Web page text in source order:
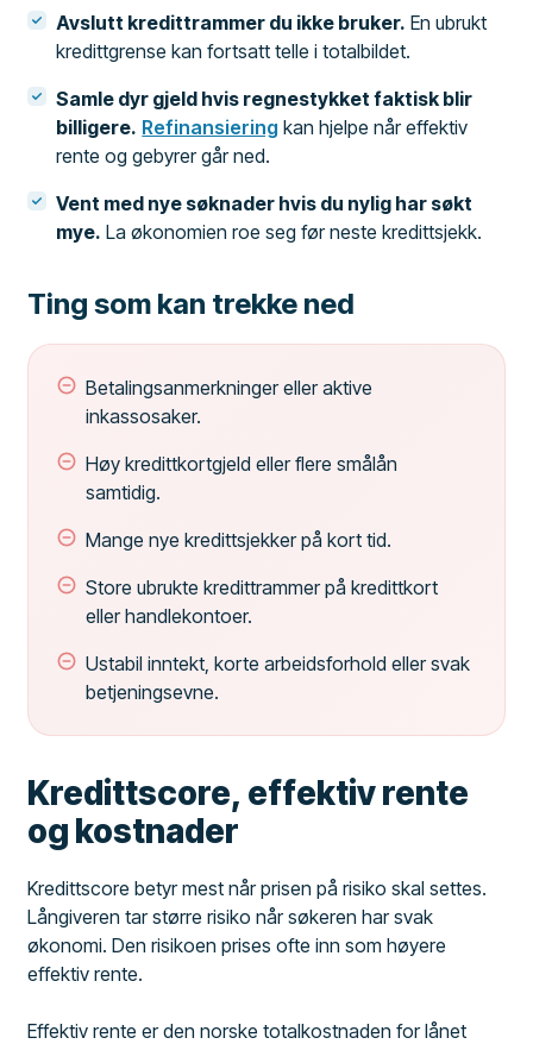
Avslutt kredittrammer du ikke bruker. En ubrukt
kredittgrense kan fortsatt telle i totalbildet.
Samle dyr gjeld hvis regnestykket faktisk blir
billigere. Refinansiering kan hjelpe når effektiv
rente og gebyrer går ned.
Vent med nye søknader hvis du nylig har søkt
mye. La økonomien roe seg før neste kredittsjekk.
Ting som kan trekke ned
Betalingsanmerkninger eller aktive
inkassosaker.
Høy kredittkortgjeld eller flere smålån
samtidig.
Mange nye kredittsjekker på kort tid.
Store ubrukte kredittrammer på kredittkort
eller handlekontoer.
Ustabil inntekt, korte arbeidsforhold eller svak
betjeningsevne.
Kredittscore, effektiv rente
og kostnader
Kredittscore betyr mest når prisen på risiko skal settes.
Långiveren tar større risiko når søkeren har svak
økonomi. Den risikoen prises ofte inn som høyere
effektiv rente.
Effektiv rente er den norske totalkostnaden for lånet